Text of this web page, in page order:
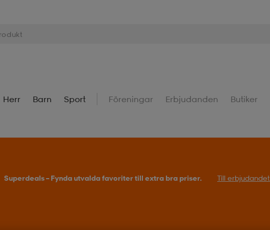
Herr Barn Sport Föreningar Erbjudanden Butiker
Superdeals – Fynda utvalda favoriter till extra bra priser. Till erbjudandet